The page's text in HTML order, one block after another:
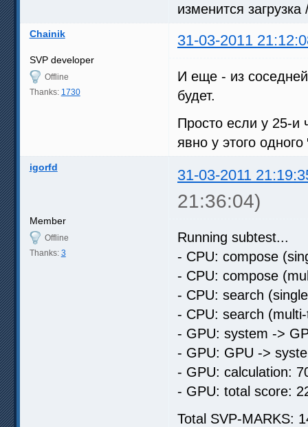
изменится
Chainik 31-03-2011
SVP developer
Offline
Thanks: 1730
И еще - из соседней
будет.
Просто если у 25-и
явно у этого одного
igorfd 31-03-2011
21:36:04)
Member
Offline
Thanks: 3
Running subtest...
- CPU: compose
- CPU: compose
- CPU: search
- CPU: search
- GPU: system ->
- GPU: GPU ->
- GPU: calculation:
- GPU: total score:
Total SVP-MARKS: